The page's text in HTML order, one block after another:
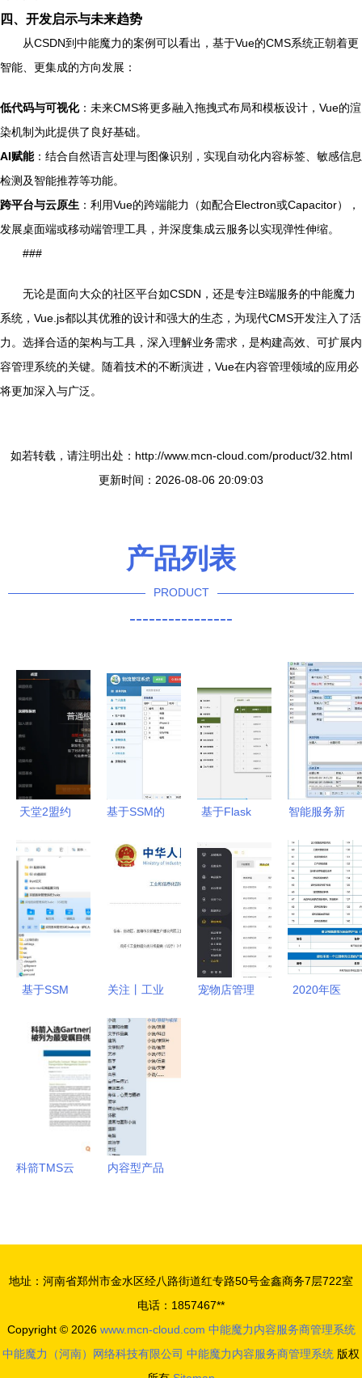
四、开发启示与未来趋势
从CSDN到中能魔力的案例可以看出，基于Vue的CMS系统正朝着更
智能、更集成的方向发展：
低代码与可视化：未来CMS将更多融入拖拽式布局和模板设计，Vue的渲
染机制为此提供了良好基础。
AI赋能：结合自然语言处理与图像识别，实现自动化内容标签、敏感信息
检测及智能推荐等功能。
跨平台与云原生 ：利用Vue的跨端能力（如配合Electron或Capacitor），
发展桌面端或移动端管理工具，并深度集成云服务以实现弹性伸缩。
###
无论是面向大众的社区平台如CSDN，还是专注B端服务的中能魔力
系统，Vue.js都以其优雅的设计和强大的生态，为现代CMS开发注入了活
力。选择合适的架构与工具，深入理解业务需求，是构建高效、可扩展内
容管理系统的关键。随着技术的不断演进，Vue在内容管理领域的应用必
将更加深入与广泛。
如若转载，请注明出处：http://www.mcn-cloud.com/product/32.html
更新时间：2026-08-06 20:09:03
产品列表
PRODUCT
----------------
天堂2盟约
解 战盟的
用途与核心
机制
基于SSM的
统 中能魔
力内容服务
的实现与设
基于Flask
综合管理系
统设计与实
现——以中
学魔力内容
服务商管理
为扩展模块
智能服务新
达物业呼叫
中心系统引
领温馨体验
升级
基于SSM
客房管理系
统设计与实
现
关注丨工业
级指南近日
首发 数据
管理工作实
践深耕揭开
宠物店管理
2020年医
科箭TMS云
力内容服务
新标杆
内容型产品
务商管理系
统实践
地址：河南省郑州市金水区经八路街道红专路50号金鑫商务7层722室
电话：1857467**
Copyright © 2026 www.mcn-cloud.com 中能魔力内容服务商管理系统
中能魔力（河南）网络科技有限公司 中能魔力内容服务商管理系统 版权